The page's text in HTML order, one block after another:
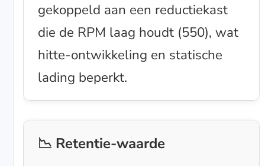
gekoppeld aan een reductiekast
die de RPM laag houdt (550), wat
hitte-ontwikkeling en statische
lading beperkt.
📉 Retentie-waarde